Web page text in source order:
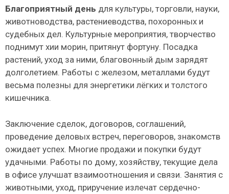
Благоприятный день для культуры, торговли, науки,
животноводства, растениеводства, похоронных и
судебных дел. Культурные мероприятия, творчество
поднимут хии морин, притянут фортуну. Посадка
растений, уход за ними, благовонный дым зарядят
долголетием. Работы с железом, металлами будут
весьма полезны для энергетики лёгких и толстого
кишечника.
Заключение сделок, договоров, соглашений,
проведение деловых встреч, переговоров, знакомств
ожидает успех. Многие продажи и покупки будут
удачными. Работы по дому, хозяйству, текущие дела
в офисе улучшат взаимоотношения и связи. Занятия с
животными, уход, приручение излечат сердечно-